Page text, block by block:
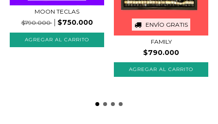
MOON TECLAS
$790.000
$750.000 ENVÍO GRATIS
FAMILY
$790.000